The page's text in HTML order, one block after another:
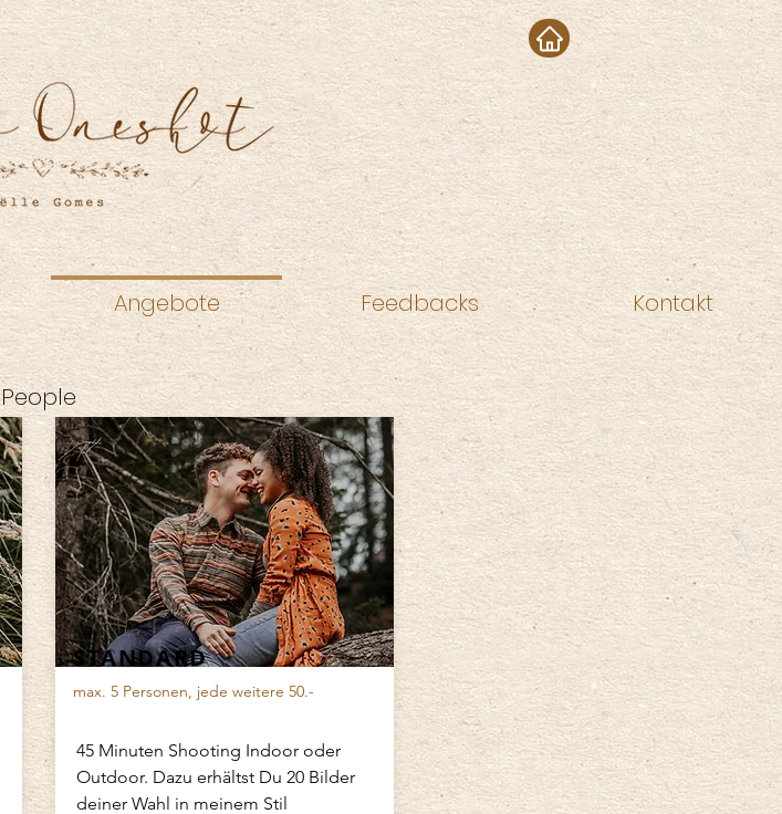
Angebote Feedbacks Kontakt
People
STANDARD
max. 5 Personen, jede weitere 50.-
45 Minuten Shooting Indoor oder
Outdoor. Dazu erhältst Du 20 Bilder
deiner Wahl in meinem Stil